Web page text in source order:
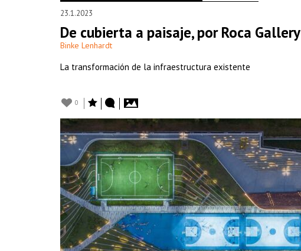
23.1.2023
De cubierta a paisaje, por Roca Gallery
Binke Lenhardt
La transformación de la infraestructura existente
0